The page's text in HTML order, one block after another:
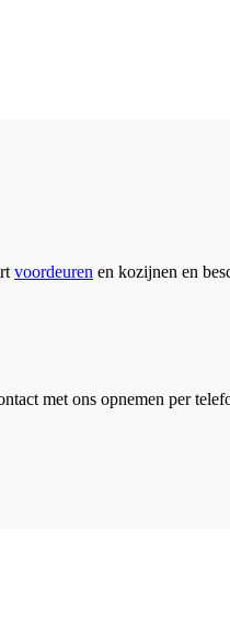
voordeuren en kozijnen en
met ons opnemen per